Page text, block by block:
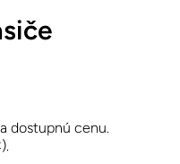
dostupnú cenu.